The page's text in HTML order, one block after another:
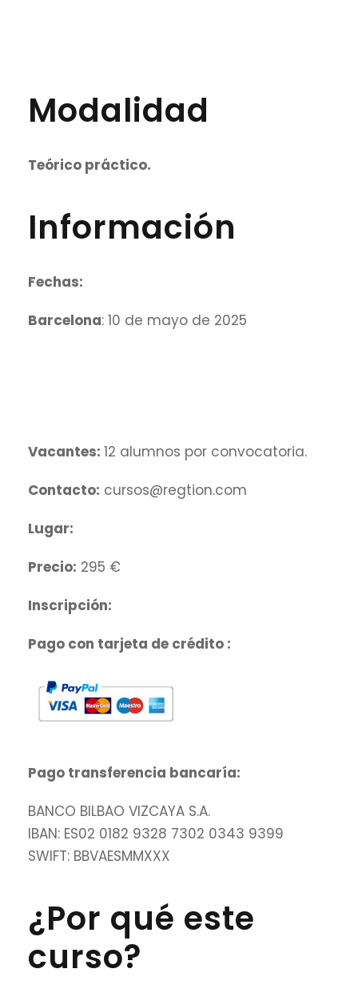
Modalidad
Teórico práctico.
Información
Fechas:
Barcelona: 10 de mayo de 2025
Vacantes: 12 alumnos por convocatoria.
Contacto: cursos@regtion.com
Lugar:
Precio: 295 €
Inscripción:
Pago con tarjeta de crédito :
Pago transferencia bancaría:
BANCO BILBAO VIZCAYA S.A.
IBAN: ES02 0182 9328 7302 0343 9399
SWIFT: BBVAESMMXXX
¿Por qué este
curso?